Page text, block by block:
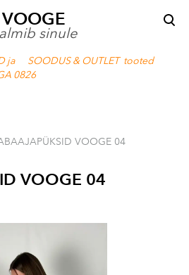
VOOGE
sinule
ja SOODUS & OUTLET tooted
0826
Vaata ostukorvi
VOOGE 04
VOOGE 04